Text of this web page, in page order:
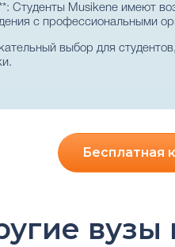
Студенты Musikene имеют
с профессиональными
выбор для
Бесплатная
вузы